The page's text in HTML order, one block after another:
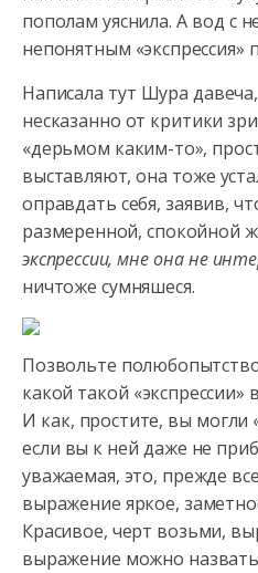
пополам уяснила. А вод с
непонятным
Написала тут Шура
несказанно от критики
«дерьмом каким-то»,
выставляют, она тоже
оправдать себя, заявив,
размеренной, спокойной
экспрессии, мне она не
ничтоже сумняшеся.
Позвольте
какой такой
И как, простите, вы могли
если вы к ней даже не
уважаемая, это, прежде
выражение яркое,
Красивое, черт возьми,
выражение можно назвать